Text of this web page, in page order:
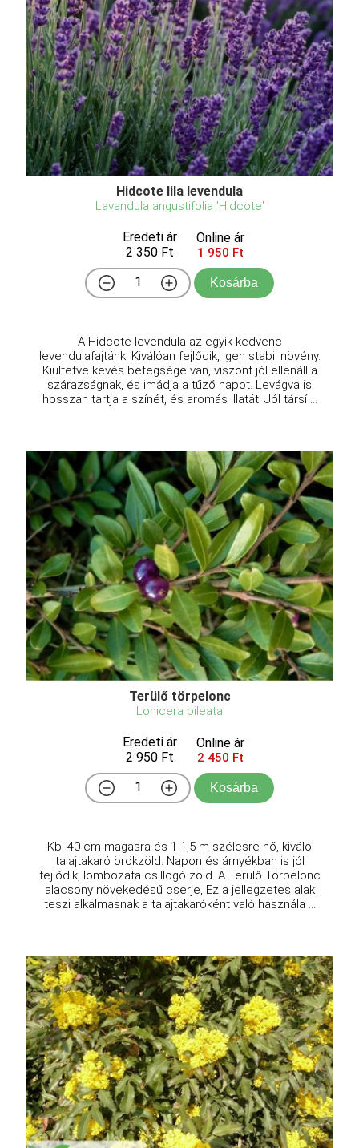
Hidcote lila levendula
Lavandula angustifolia 'Hidcote'
Eredeti ár
2 350 Ft
Online ár
1 950 Ft
Kosárba
A Hidcote levendula az egyik kedvenc
levendulafajtánk. Kiválóan fejlődik, igen stabil növény.
Kiültetve kevés betegsége van, viszont jól ellenáll a
szárazságnak, és imádja a tűző napot. Levágva is
hosszan tartja a színét, és aromás illatát. Jól társí ...
Terülő törpelonc
Lonicera pileata
Eredeti ár
2 950 Ft
Online ár
2 450 Ft
Kosárba
Kb. 40 cm magasra és 1-1,5 m szélesre nő, kiváló
talajtakaró örökzöld. Napon és árnyékban is jól
fejlődik, lombozata csillogó zöld. A Terülő Törpelonc
alacsony növekedésű cserje, Ez a jellegzetes alak
teszi alkalmasnak a talajtakaróként való használa ...